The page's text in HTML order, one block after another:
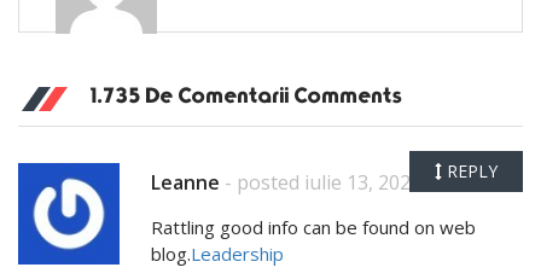
1.735 De Comentarii Comments
Leanne - posted iulie 13, 2024
Rattling good info can be found on web
blog.Leadership
REPLY